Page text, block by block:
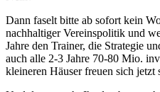
Dann faselt bitte ab sofort kein
nachhaltiger Vereinspolitik und
Jahre den Trainer, die Strategie
auch alle 2-3 Jahre 70-80 Mio.
kleineren Häuser freuen sich jetzt